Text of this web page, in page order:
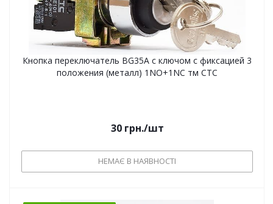
Кнопка переключатель BG35A с ключом с фиксацией 3
положения (металл) 1NO+1NC тм СТС
30грн./шт
НЕМАЄ В НАЯВНОСТІ